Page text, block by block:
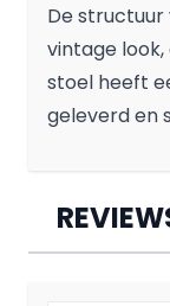
De
vintage
stoel heeft
geleverd en